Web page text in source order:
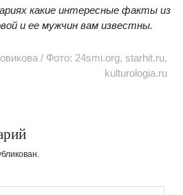
какие интересные факты из
и ее мужчин вам известны.
/ Фото: 24smi.org, starhit.ru,
kulturologia.ru